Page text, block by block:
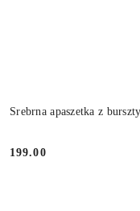
Srebrna apaszetka z
Cena:
199.00